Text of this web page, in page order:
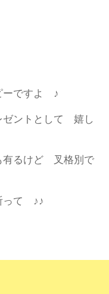
ーですよ ♪
ントとして 嬉し
るけど 叉格別で
って ♪♪